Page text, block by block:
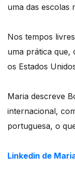
uma das escolas
Nos tempos
uma prática que,
os Estados
Maria descreve
internacional,
portuguesa, o
Linkedin de